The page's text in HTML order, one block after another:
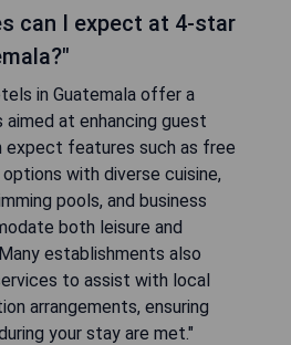
can I expect at 4-star
in Guatemala offer a
at enhancing guest
expect features such as free
with diverse cuisine,
pools, and business
both leisure and
establishments also
to assist with local
arrangements, ensuring
your stay are met."